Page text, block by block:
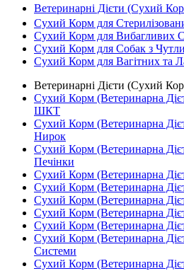
Ветеринарні Дієти (Сухий
Сухий Корм для
Сухий Корм для Вибагливих
Сухий Корм для Собак з
Сухий Корм для Вагітних та
Ветеринарні Дієти (Сухий
Сухий Корм (Ветеринарна
ШКТ
Сухий Корм (Ветеринарна
Нирок
Сухий Корм (Ветеринарна
Печінки
Сухий Корм (Ветеринарна
Сухий Корм (Ветеринарна
Сухий Корм (Ветеринарна
Сухий Корм (Ветеринарна
Сухий Корм (Ветеринарна
Сухий Корм (Ветеринарна
Системи
Сухий Корм (Ветеринарна